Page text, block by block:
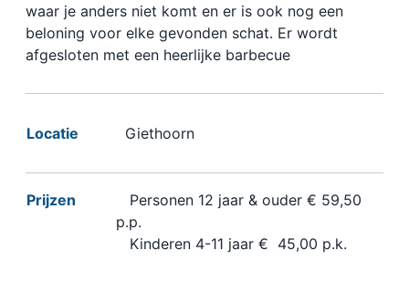
waar je anders niet komt en er is ook nog een
beloning voor elke gevonden schat. Er wordt
afgesloten met een heerlijke barbecue
Locatie Giethoorn
Prijzen
Personen 12 jaar & ouder € 59,50
p.p.
Kinderen 4-11 jaar € 45,00 p.k.